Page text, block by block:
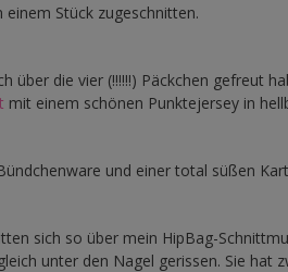
Stück zugeschnitten.
die vier (!!!!!!) Päckchen gefreut
mit einem schönen Punktejersey in
und einer total süßen
sich so über mein HipBag-
unter den Nagel gerissen. Sie hat